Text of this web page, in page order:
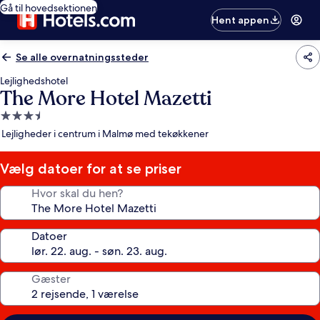
Gå til hovedsektionen
Hent appen
Se alle overnatningssteder
Lejlighedshotel
The More Hotel Mazetti
3.5-
stjernet
Lejligheder i centrum i Malmø med tekøkkener
Vælg datoer for at se priser
Hvor skal du hen?
Datoer
Gæster